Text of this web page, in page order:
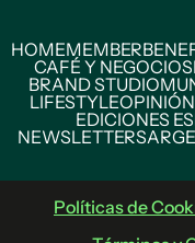
HOMEMEMBER
CAFÉ Y NEGOCIOS
BRAND STUDIO
LIFESTYLEOPINIÓN
EDICIONES
NEWSLETTERS
Políticas de